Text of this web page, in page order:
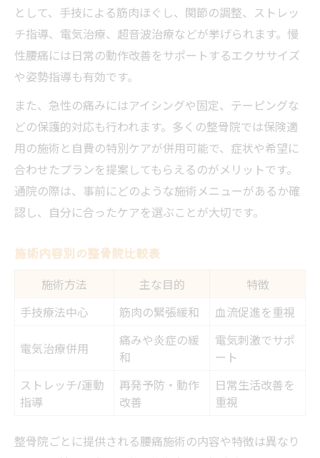
として、手技による筋肉ほぐし、関節の調整、ストレッ
チ指導、電気治療、超音波治療などが挙げられます。慢
性腰痛には日常の動作改善をサポートするエクササイズ
や姿勢指導も有効です。
また、急性の痛みにはアイシングや固定、テーピングな
どの保護的対応も行われます。多くの整骨院では保険適
用の施術と自費の特別ケアが併用可能で、症状や希望に
合わせたプランを提案してもらえるのがメリットです。
通院の際は、事前にどのような施術メニューがあるか確
認し、自分に合ったケアを選ぶことが大切です。
施術内容別の整骨院比較表
施術方法 主な目的
特徴
手技療法中心
筋肉の緊張緩和 血流促進を重視
電気治療併用
痛みや炎症の緩
和
電気刺激でサポ
ート
ストレッチ/運動
指導
再発予防・動作
改善
日常生活改善を
重視
整骨院ごとに提供される腰痛施術の内容や特徴は異なり